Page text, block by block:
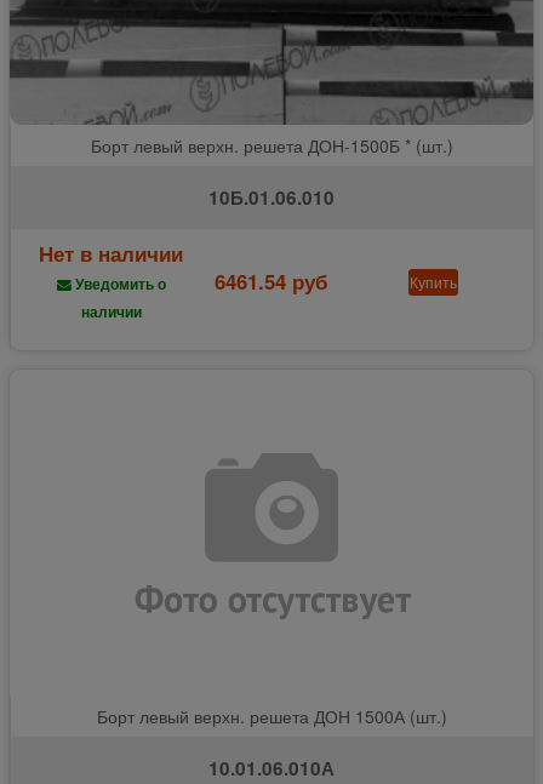
Борт левый верхн. решета ДОН-1500Б * (шт.)
10Б.01.06.010
Нет в наличии
Уведомить о
наличии
6461.54 руб Купить
Борт левый верхн. решета ДОН 1500А (шт.)
10.01.06.010А